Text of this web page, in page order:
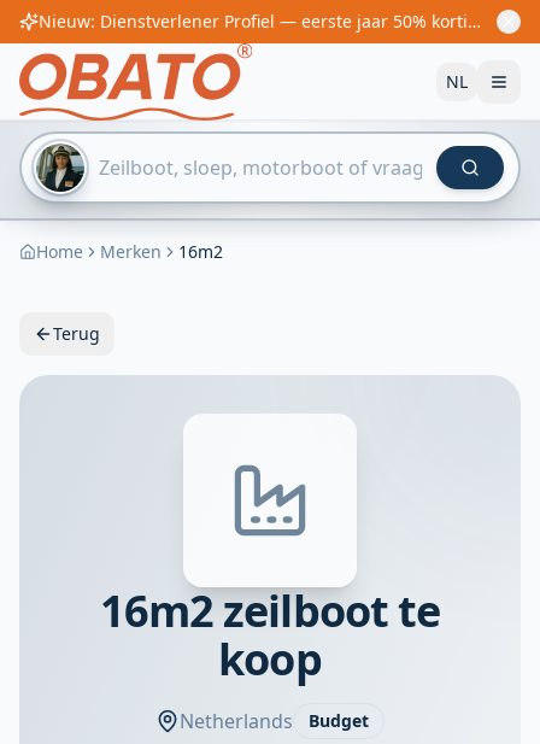
Nieuw: Dienstverlener Profiel — eerste jaar 50% korting! Vanaf €60/jaar
NL
Home Merken 16m2
Terug
16m2 zeilboot te
koop
Netherlands Budget